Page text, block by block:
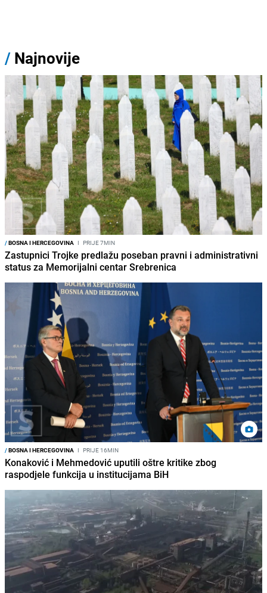
/ Najnovije
/BOSNA I HERCEGOVINA I PRIJE 7MIN
Zastupnici Trojke predlažu poseban pravni i administrativni
status za Memorijalni centar Srebrenica
/BOSNA I HERCEGOVINA I PRIJE 16MIN
Konaković i Mehmedović uputili oštre kritike zbog
raspodjele funkcija u institucijama BiH